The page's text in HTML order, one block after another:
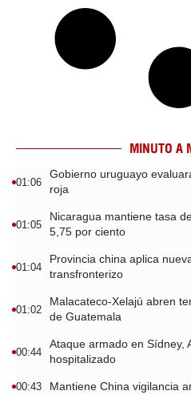
MINUTO A
01:06
Gobierno uruguayo
roja
01:05
Nicaragua mantiene tasa
5,75 por ciento
01:04
Provincia china aplica
transfronterizo
01:02
Malacateco-Xelajú abren
de Guatemala
00:44
Ataque armado en Sídney,
hospitalizado
00:43 Mantiene China vigilancia